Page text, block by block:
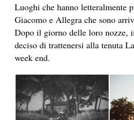
Luoghi che hanno letteralmente
Giacomo e Allegra che sono
Dopo il giorno delle loro nozze,
deciso di trattenersi alla tenuta
week end.